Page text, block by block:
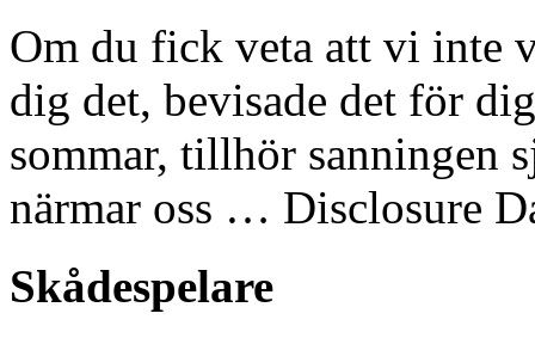
Om du fick veta att vi inte
dig det, bevisade det för
sommar, tillhör sanningen
närmar oss … Disclosure
Skådespelare